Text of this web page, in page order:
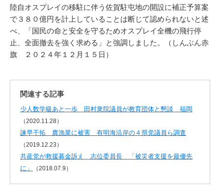
陸自オスプレイの移駐に伴う佐賀駐屯地の開設に補正予算案
で３８０億円を計上していることは断じて認められないと述
べ、「国民の命と安全を守るためオスプレイ全機の飛行停
止、全面撤去を強く求める」と強調しました。（しんぶん赤
旗 ２０２４年１２月１５日）
関連する記事
少人数学級あと一歩 田村衆院議員が教育団体と懇談 福岡
（2020.11.28）
諫早干拓 農漁業に被害 有明海沿岸の４県党議員ら調査
（2019.12.23）
共産党が救援募金訴え 志位委員長 「被災者支援を最優先
に」
（2018.07.9）